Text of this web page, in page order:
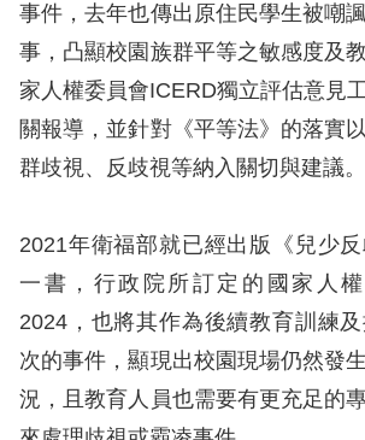
核
心
人
權
公
情
申
訴
人
事件，去年也傳出原住民學生被嘲
事，凸顯校園族群平等之敏感度及
家人權委員會ICERD獨立評估意見
關報導，並針對《平等法》的落實
群歧視、反歧視等納入關切與建議。
2021年衛福部就已經出版《兒少反
一書，行政院所訂定的國家人
2024，也將其作為後續教育訓練
次的事件，顯現出校園現場仍然發
況，且教育人員也需要有更充足的